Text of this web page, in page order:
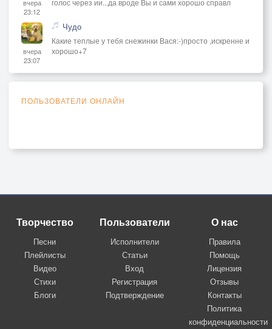
вчера
23:12
вчера
23:07
Чудо
Какие теплые у тебя снежинки Вася:-)просто ,искренне и
хорошо+7
ПОЛЬЗОВАТЕЛИ ОНЛАЙН
Творчество
Песни
Плейлисты
Видео
Стихи
Блоги
Пользователи
Исполнители
Статьи
Вход
Регистрация
Подтверждение
О нас
Правила
Помощь
Лицензия
Отзывы
Контакты
Политика
конфиденциальности